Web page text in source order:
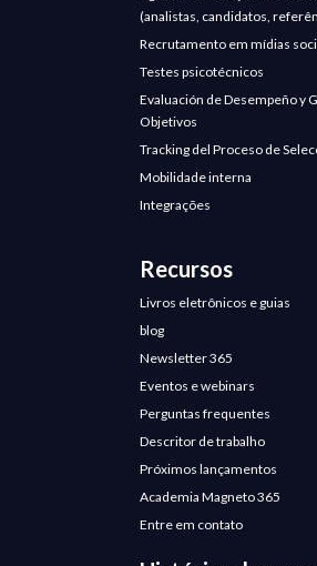
(analistas, candidatos,
Recrutamento em mídias
Testes psicotécnicos
Evaluación de Desempeño y
Objetivos
Tracking del Proceso de
Mobilidade interna
Integrações
Recursos
Livros eletrônicos e guias
blog
Newsletter 365
Eventos e webinars
Perguntas frequentes
Descritor de trabalho
Próximos lançamentos
Academia Magneto 365
Entre em contato